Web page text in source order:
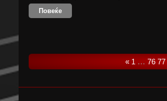
Повеќе
« 1 … 76 77